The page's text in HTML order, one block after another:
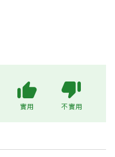
實用 不實用